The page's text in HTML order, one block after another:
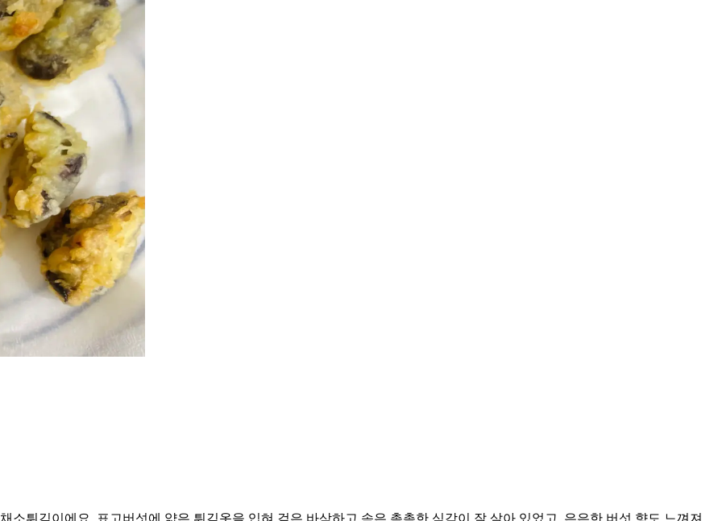
소튀김이에요. 표고버섯에 얇은 튀김옷을 입혀 겉은 바삭하고 속은 촉촉한 식감이 잘 살아 있었고, 은은한 버섯 향도 느껴져